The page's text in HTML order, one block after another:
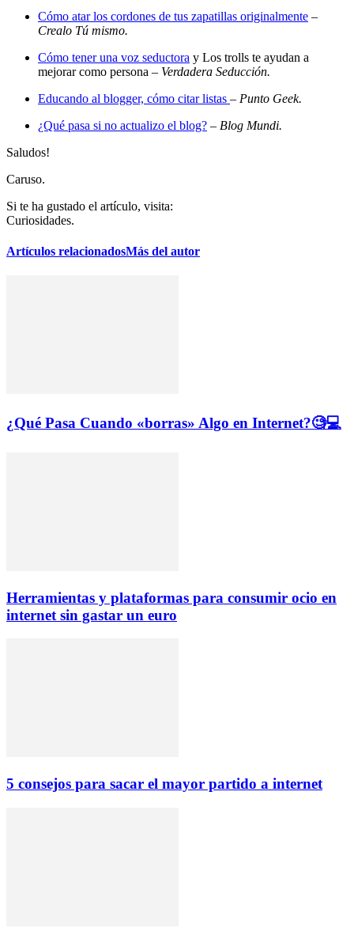
Cómo atar los cordones de tus zapatillas originalmente –
Crealo Tú mismo.
Cómo tener una voz seductora y Los trolls te ayudan a
mejorar como persona – Verdadera Seducción.
Educando al blogger, cómo citar listas – Punto Geek.
¿Qué pasa si no actualizo el blog? – Blog Mundi.
Saludos!
Caruso.
Si te ha gustado el artículo, visita:
Curiosidades.
Artículos relacionadosMás del autor
¿Qué Pasa Cuando «borras» Algo en Internet?🧐💻
Herramientas y plataformas para consumir ocio en
internet sin gastar un euro
5 consejos para sacar el mayor partido a internet